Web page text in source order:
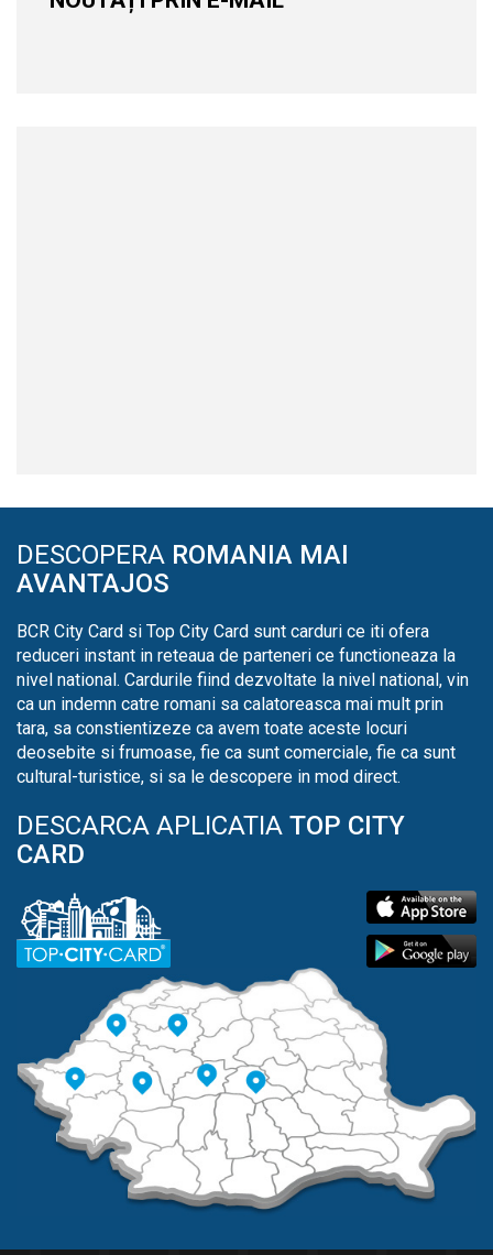
DESCOPERA ROMANIA MAI
AVANTAJOS
BCR City Card si Top City Card sunt carduri ce iti ofera
reduceri instant in reteaua de parteneri ce functioneaza la
nivel national. Cardurile fiind dezvoltate la nivel national, vin
ca un indemn catre romani sa calatoreasca mai mult prin
tara, sa constientizeze ca avem toate aceste locuri
deosebite si frumoase, fie ca sunt comerciale, fie ca sunt
cultural-turistice, si sa le descopere in mod direct.
DESCARCA APLICATIA TOP CITY
CARD